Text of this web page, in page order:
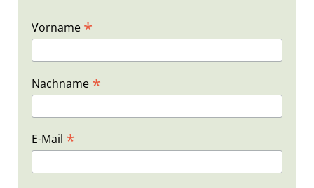
Vorname *
Nachname *
E-Mail *